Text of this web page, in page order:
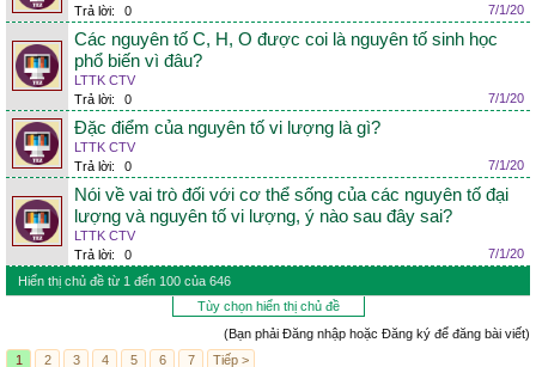
Trả lời:
0 7/1/20
Các nguyên tố C, H, O được coi là nguyên tố sinh học
phổ biến vì đâu?
LTTK CTV
Trả lời:
0 7/1/20
Đặc điểm của nguyên tố vi lượng là gì?
LTTK CTV
Trả lời:
0 7/1/20
Nói về vai trò đối với cơ thể sống của các nguyên tố đại
lượng và nguyên tố vi lượng, ý nào sau đây sai?
LTTK CTV
Trả lời:
0
7/1/20
Hiển thị chủ đề từ 1 đến 100 của 646
Tùy chọn hiển thị chủ đề
(Bạn phải Đăng nhập hoặc Đăng ký để đăng bài viết)
1
2 3 4 5 6 7 Tiếp >